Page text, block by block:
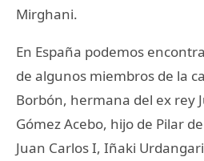
Mirghani.
En España podemos
de algunos miembros de la
Borbón, hermana del ex rey
Gómez Acebo, hijo de Pilar
Juan Carlos I, Iñaki